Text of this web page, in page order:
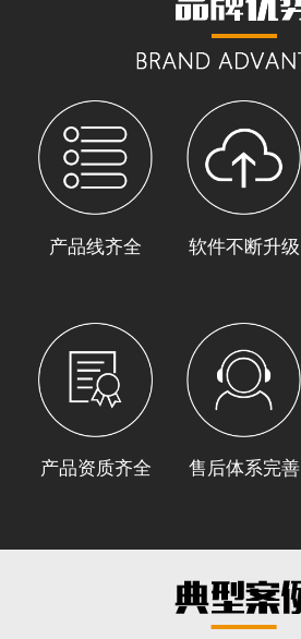
产品线齐全 软件不断升级
产品资质齐全 售后体系完善